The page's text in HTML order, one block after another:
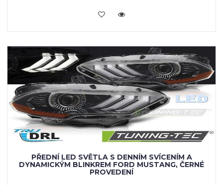
KOUPIT
PŘEDNÍ LED SVĚTLA S DENNÍM SVÍCENÍM A
DYNAMICKÝM BLINKREM FORD MUSTANG, ČERNÉ
PROVEDENÍ